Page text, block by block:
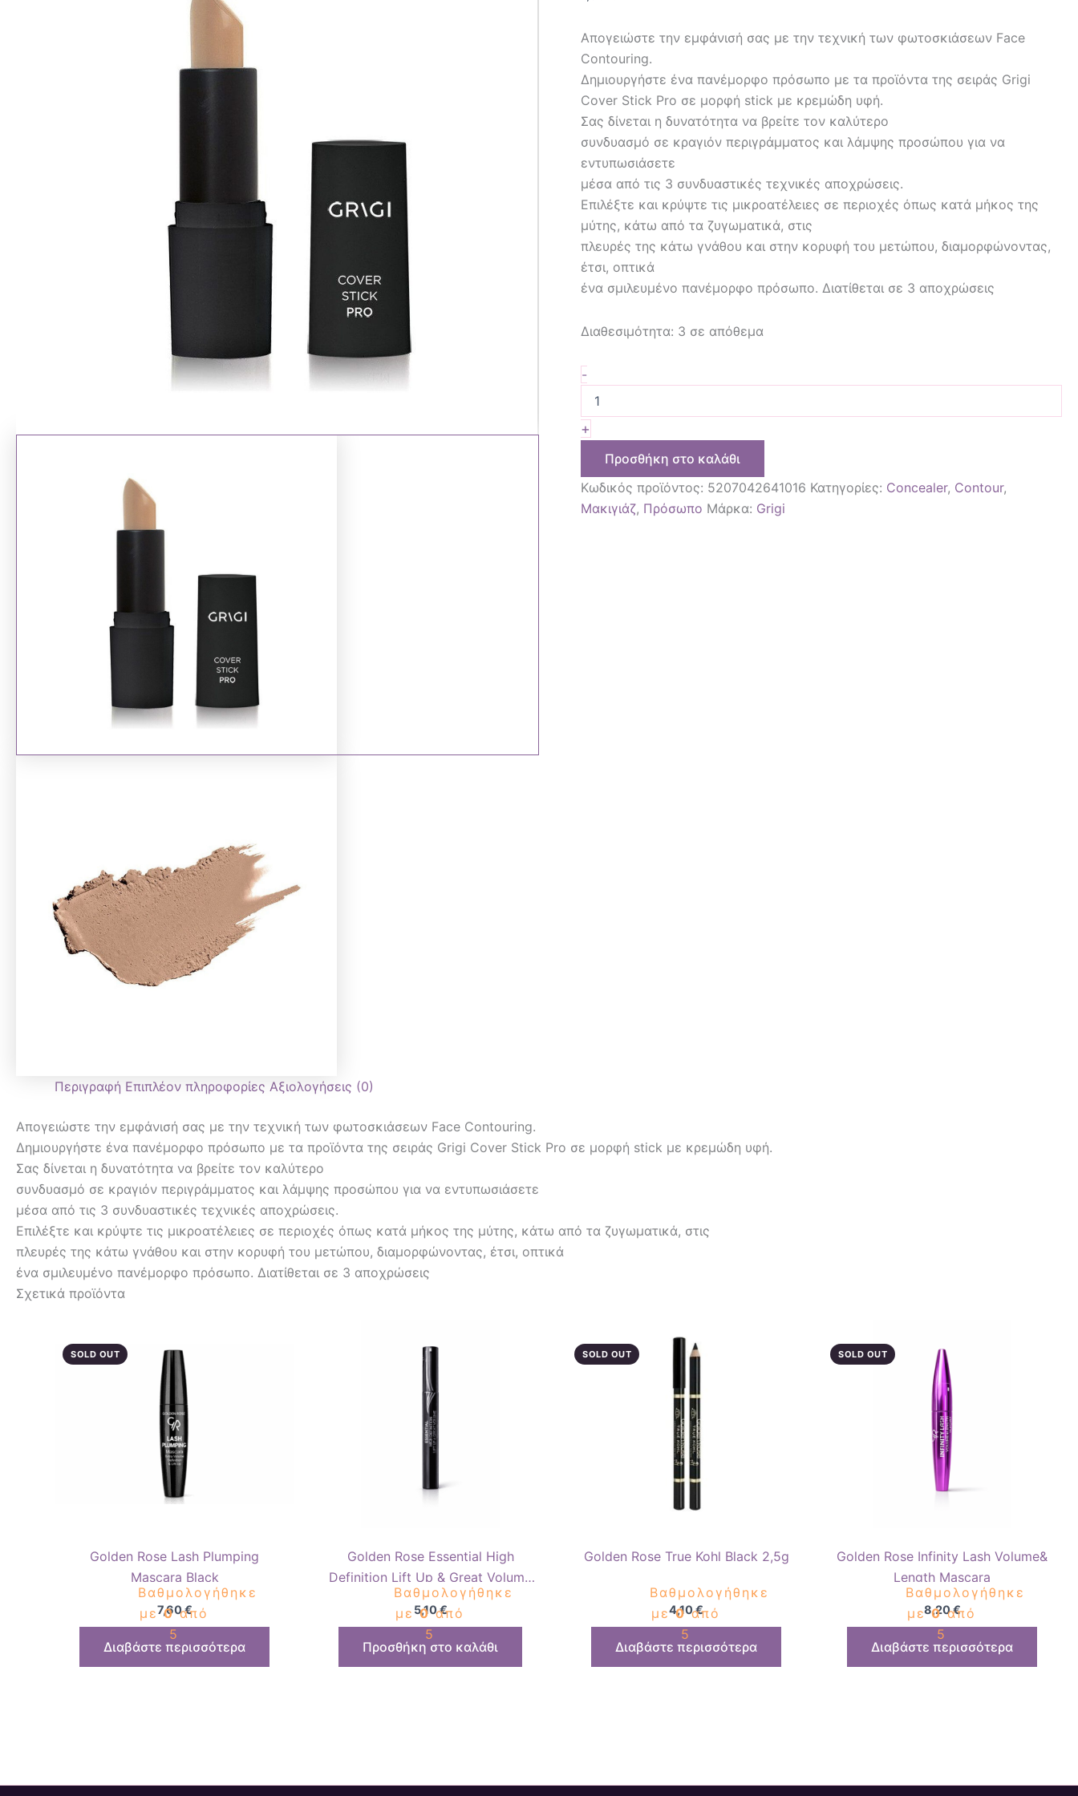
Απογειώστε την εμφάνισή σας με την τεχνική των φωτοσκιάσεων Face
Contouring.
Δημιουργήστε ένα πανέμορφο πρόσωπο με τα προϊόντα της σειράς Grigi
Cover Stick Pro σε μορφή stick με κρεμώδη υφή.
Σας δίνεται η δυνατότητα να βρείτε τον καλύτερο
συνδυασμό σε κραγιόν περιγράμματος και λάμψης προσώπου για να
εντυπωσιάσετε
μέσα από τις 3 συνδυαστικές τεχνικές αποχρώσεις.
Επιλέξτε και κρύψτε τις μικροατέλειες σε περιοχές όπως κατά μήκος της
μύτης, κάτω από τα ζυγωματικά, στις
πλευρές της κάτω γνάθου και στην κορυφή του μετώπου, διαμορφώνοντας,
έτσι, οπτικά
ένα σμιλευμένο πανέμορφο πρόσωπο. Διατίθεται σε 3 αποχρώσεις
Διαθεσιμότητα: 3 σε απόθεμα
-
+
Προσθήκη στο καλάθι
Κωδικός προϊόντος: 5207042641016 Κατηγορίες: Concealer, Contour,
Μακιγιάζ, Πρόσωπο Μάρκα: Grigi
Περιγραφή Επιπλέον πληροφορίες Αξιολογήσεις (0)
Απογειώστε την εμφάνισή σας με την τεχνική των φωτοσκιάσεων Face Contouring.
Δημιουργήστε ένα πανέμορφο πρόσωπο με τα προϊόντα της σειράς Grigi Cover Stick Pro σε μορφή stick με κρεμώδη υφή.
Σας δίνεται η δυνατότητα να βρείτε τον καλύτερο
συνδυασμό σε κραγιόν περιγράμματος και λάμψης προσώπου για να εντυπωσιάσετε
μέσα από τις 3 συνδυαστικές τεχνικές αποχρώσεις.
Επιλέξτε και κρύψτε τις μικροατέλειες σε περιοχές όπως κατά μήκος της μύτης, κάτω από τα ζυγωματικά, στις
πλευρές της κάτω γνάθου και στην κορυφή του μετώπου, διαμορφώνοντας, έτσι, οπτικά
ένα σμιλευμένο πανέμορφο πρόσωπο. Διατίθεται σε 3 αποχρώσεις
Σχετικά προϊόντα
SOLD OUT
Golden Rose Lash Plumping
Mascara Black
Βαθμολογήθηκε
με0από
5
7,60€
Διαβάστε περισσότερα
Golden Rose Essential High
Definition Lift Up & Great Volume
Black
Βαθμολογήθηκε
με0από
5
5,10€
Προσθήκη στο καλάθι
SOLD OUT
Golden Rose True Kohl Black 2,5g
Βαθμολογήθηκε
με0από
5
4,10€
Διαβάστε περισσότερα
SOLD OUT
Golden Rose Infinity Lash Volume&
Length Mascara
Βαθμολογήθηκε
με0από
5
8,20€
Διαβάστε περισσότερα